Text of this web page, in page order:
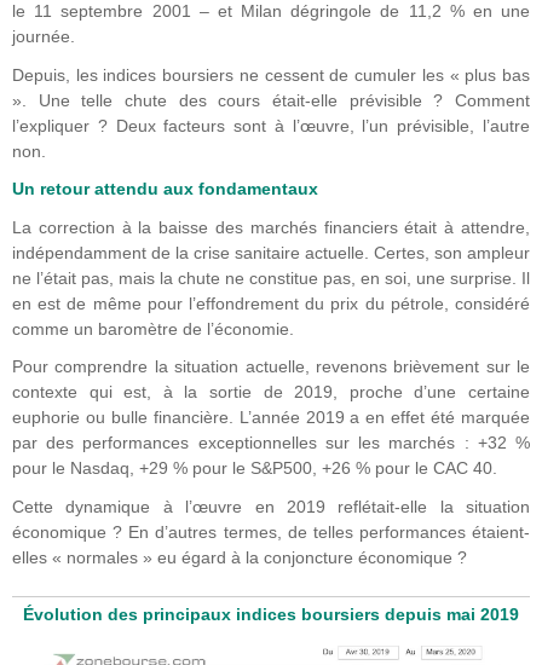
le 11 septembre 2001 – et Milan dégringole de 11,2 % en une
journée.
Depuis, les indices boursiers ne cessent de cumuler les « plus bas
». Une telle chute des cours était-elle prévisible ? Comment
l’expliquer ? Deux facteurs sont à l’œuvre, l’un prévisible, l’autre
non.
Un retour attendu aux fondamentaux
La correction à la baisse des marchés financiers était à attendre,
indépendamment de la crise sanitaire actuelle. Certes, son ampleur
ne l’était pas, mais la chute ne constitue pas, en soi, une surprise. Il
en est de même pour l’effondrement du prix du pétrole, considéré
comme un baromètre de l’économie.
Pour comprendre la situation actuelle, revenons brièvement sur le
contexte qui est, à la sortie de 2019, proche d’une certaine
euphorie ou bulle financière. L’année 2019 a en effet été marquée
par des performances exceptionnelles sur les marchés : +32 %
pour le Nasdaq, +29 % pour le S&P500, +26 % pour le CAC 40.
Cette dynamique à l’œuvre en 2019 reflétait-elle la situation
économique ? En d’autres termes, de telles performances étaient-
elles « normales » eu égard à la conjoncture économique ?
Évolution des principaux indices boursiers depuis mai 2019